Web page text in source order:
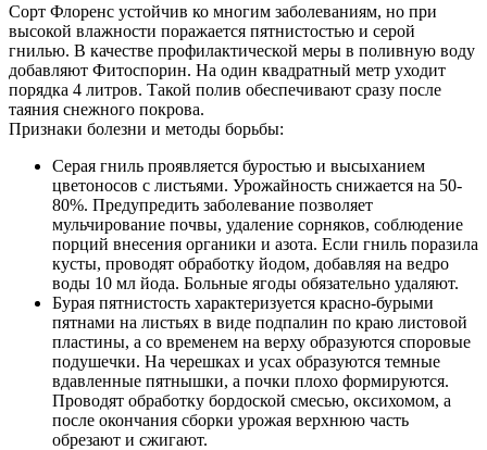
Сорт Флоренс устойчив ко многим заболеваниям, но при
высокой влажности поражается пятнистостью и серой
гнилью. В качестве профилактической меры в поливную воду
добавляют Фитоспорин. На один квадратный метр уходит
порядка 4 литров. Такой полив обеспечивают сразу после
таяния снежного покрова.
Признаки болезни и методы борьбы:
Серая гниль проявляется буростью и высыханием
цветоносов с листьями. Урожайность снижается на 50-
80%. Предупредить заболевание позволяет
мульчирование почвы, удаление сорняков, соблюдение
порций внесения органики и азота. Если гниль поразила
кусты, проводят обработку йодом, добавляя на ведро
воды 10 мл йода. Больные ягоды обязательно удаляют.
Бурая пятнистость характеризуется красно-бурыми
пятнами на листьях в виде подпалин по краю листовой
пластины, а со временем на верху образуются споровые
подушечки. На черешках и усах образуются темные
вдавленные пятнышки, а почки плохо формируются.
Проводят обработку бордоской смесью, оксихомом, а
после окончания сборки урожая верхнюю часть
обрезают и сжигают.